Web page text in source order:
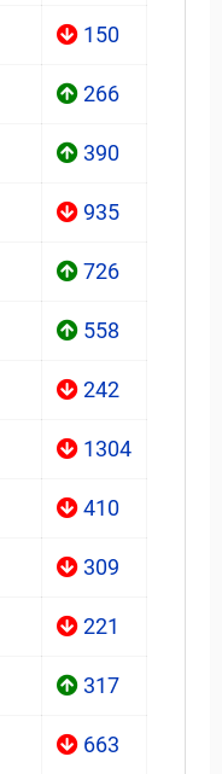
150
266
390
935
726
558
242
1304
410
309
221
317
663